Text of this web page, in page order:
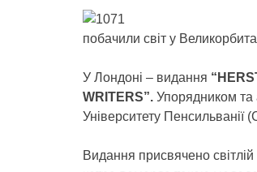
побачили світ у
У Лондоні – видання
WRITERS”. Упорядником
Університету Пенсильванії
Видання присвячено